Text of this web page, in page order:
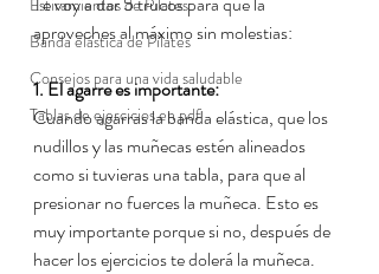
Estiramientos de Pilates
Banda elástica de Pilates
Consejos para una vida saludable
Tablas de ejercicios en pdf
aproveches al máximo sin molestias:
1. El agarre es importante:
Cuando agarras la banda elástica, que los
nudillos y las muñecas estén alineados
como si tuvieras una tabla, para que al
presionar no fuerces la muñeca. Esto es
muy importante porque si no, después de
hacer los ejercicios te dolerá la muñeca.